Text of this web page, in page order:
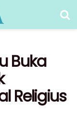
Buka
Religius